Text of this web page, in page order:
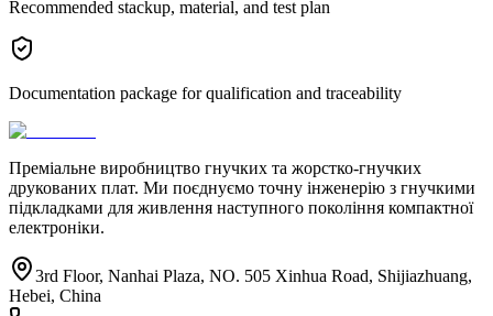
Recommended stackup, material, and test plan
Documentation package for qualification and traceability
Преміальне виробництво гнучких та жорстко-гнучких
друкованих плат. Ми поєднуємо точну інженерію з гнучкими
підкладками для живлення наступного покоління компактної
електроніки.
3rd Floor, Nanhai Plaza, NO. 505 Xinhua Road, Shijiazhuang,
Hebei, China